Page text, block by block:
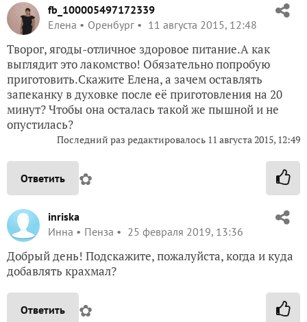
fb_100005497172339
Елена
Оренбург 11 августа 2015, 12:48
Творог, ягоды-отличное здоровое питание.А как
выглядит это лакомство! Обязательно попробую
приготовить.Скажите Елена, а зачем оставлять
запеканку в духовке после её приготовления на 20
минут? Чтобы она осталась такой же пышной и не
опустилась?
Последний раз редактировалось 11 августа 2015, 12:49
Ответить ✿
inriska
Инна
Пенза 25 февраля 2019, 13:36
Добрый день! Подскажите, пожалуйста, когда и куда
добавлять крахмал?
Ответить ✿